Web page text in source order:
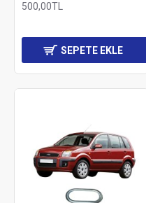
500,00TL
SEPETE EKLE